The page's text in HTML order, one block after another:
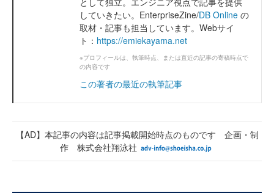
していきたい。EnterpriseZine/DB Online の
取材・記事も担当しています。Webサイ
ト： https://emiekayama.net
※プロフィールは、執筆時点、または直近の記事の寄稿時点で
の内容です
この著者の最近の執筆記事
【AD】本記事の内容は記事掲載開始時点のものです 企画・制
作 株式会社翔泳社